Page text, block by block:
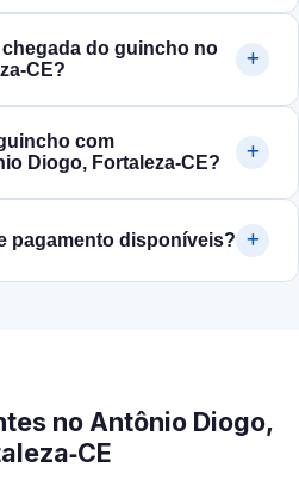
do guincho no
com
Diogo, Fortaleza‑CE?
pagamento disponíveis?
no Antônio Diogo,